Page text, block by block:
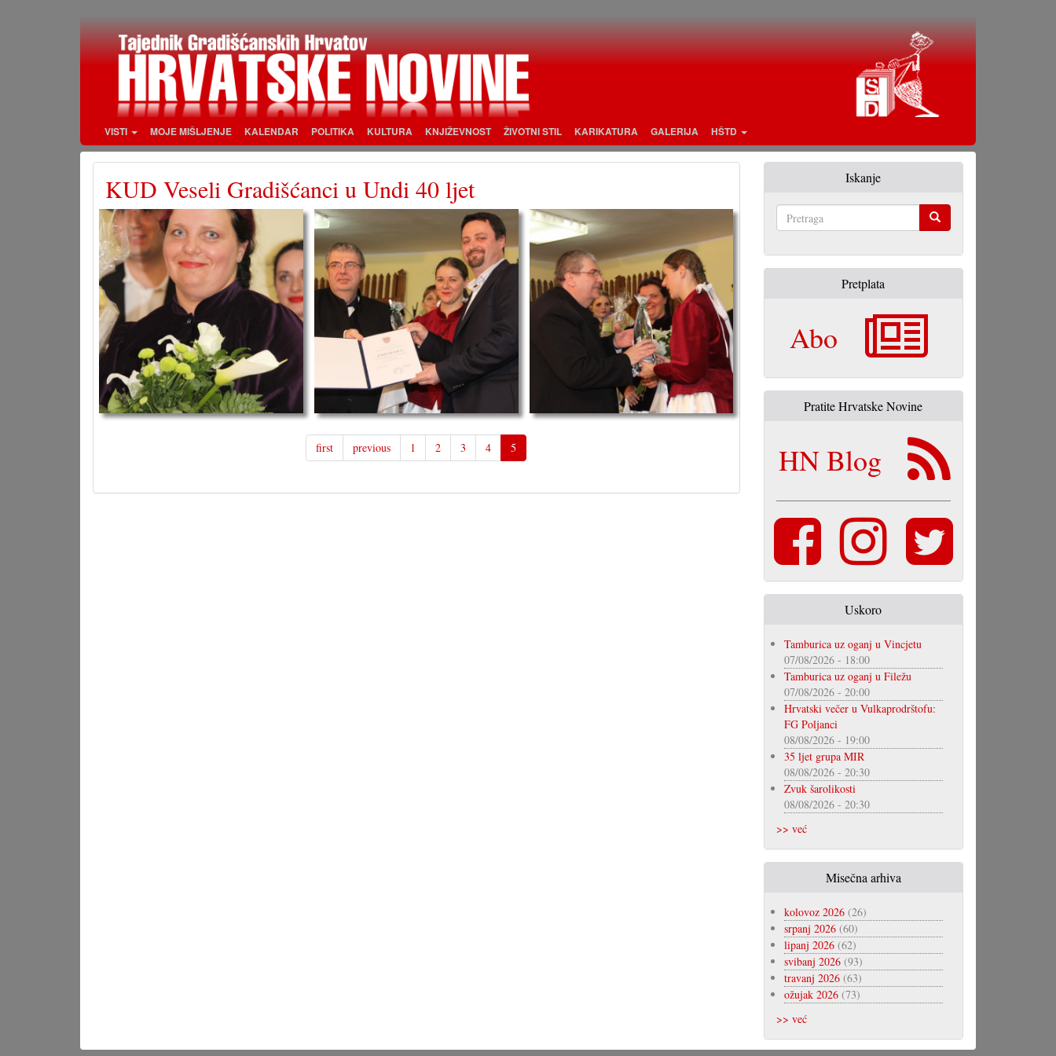
VISTI MOJE MIŠLJENJE KALENDAR POLITIKA KULTURA KNJIŽEVNOST ŽIVOTNI STIL KARIKATURA GALERIJA HŠTD
KUD Veseli Gradišćanci u Undi 40 ljet
first previous 1 2 3 4 5
Iskanje
Pretplata
Abo
Pratite Hrvatske Novine
HN Blog
Uskoro
Tamburica uz oganj u Vincjetu
07/08/2026 - 18:00
Tamburica uz oganj u Filežu
07/08/2026 - 20:00
Hrvatski večer u Vulkaprodrštofu:
FG Poljanci
08/08/2026 - 19:00
35 ljet grupa MIR
08/08/2026 - 20:30
Zvuk šarolikosti
08/08/2026 - 20:30
>> već
Misečna arhiva
kolovoz 2026(26)
srpanj 2026(60)
lipanj 2026(62)
svibanj 2026(93)
travanj 2026(63)
ožujak 2026(73)
>> već